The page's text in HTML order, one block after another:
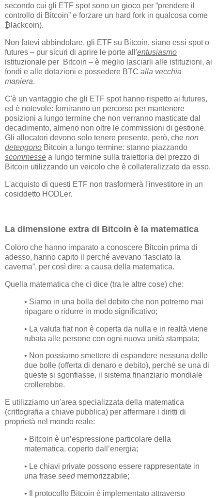
secondo cui gli ETF spot sono un gioco per “prendere il
controllo di Bitcoin” e forzare un hard fork in qualcosa come
₿lackcoin).
Non fatevi abbindolare, gli ETF su Bitcoin, siano essi spot o
futures – pur sicuri di aprire le porte all'entusiasmo
istituzionale per Bitcoin – è meglio lasciarli alle istituzioni, ai
fondi e alle dotazioni e possedere BTC alla vecchia
maniera.
C'è un vantaggio che gli ETF spot hanno rispetto ai futures,
ed è notevole: forniranno un percorso per mantenere
posizioni a lungo termine che non verranno masticate dal
decadimento, almeno non oltre le commissioni di gestione.
Gli allocatori devono solo tenere presente, però, che non
detengono Bitcoin a lungo termine: stanno piazzando
scommesse a lungo termine sulla traiettoria del prezzo di
Bitcoin utilizzando un veicolo che è collateralizzato da esso.
L'acquisto di questi ETF non trasformerà l'investitore in un
cosiddetto HODLer.
La dimensione extra di Bitcoin è la matematica
Coloro che hanno imparato a conoscere Bitcoin prima di
adesso, hanno capito il perché avevano “lasciato la
caverna”, per così dire: a causa della matematica.
Quella matematica che ci dice (tra le altre cose) che:
• Siamo in una bolla del debito che non potremo mai
ripagare o ridurre in modo significativo;
• La valuta fiat non è coperta da nulla e in realtà viene
rubata alle persone con ogni nuova unità stampata;
• Non possiamo smettere di espandere nessuna delle
due bolle (offerta di denaro e debito), perché se una di
queste si sgonfiasse, il sistema finanziario mondiale
crollerebbe.
E utilizziamo un'area specializzata della matematica
(crittografia a chiave pubblica) per affermare i diritti di
proprietà nel mondo reale:
• Bitcoin è un’espressione particolare della
matematica, coperto dall’energia;
• Le chiavi private possono essere rappresentate in
una frase seedmemorizzabile;
• Il protocollo Bitcoin è implementato attraverso